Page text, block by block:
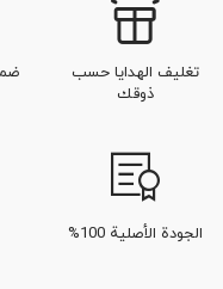
تغليف الهدايا حسب
ذوقك
الجودة الأصلية 100%